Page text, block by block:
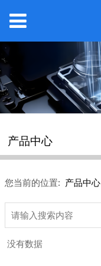
产品中心
您当前的位置: 产品中心
没有数据